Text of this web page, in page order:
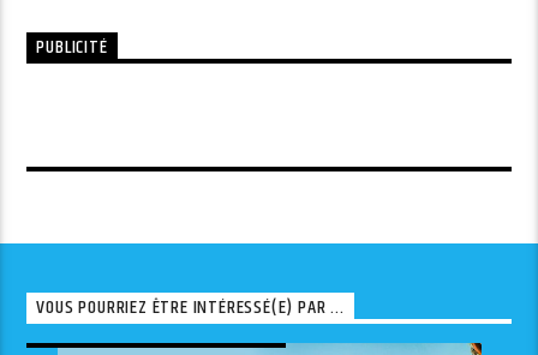
PUBLICITÉ
VOUS POURRIEZ ÊTRE INTÉRESSÉ(E) PAR ...